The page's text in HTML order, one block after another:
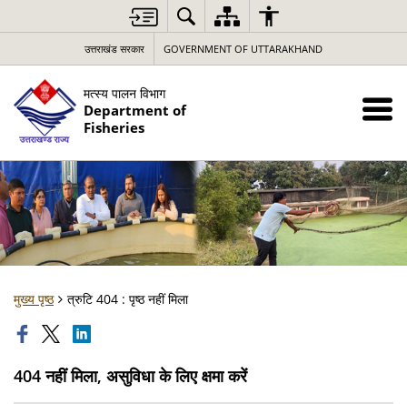
उत्तराखंड सरकार GOVERNMENT OF UTTARAKHAND
मत्स्य पालन विभाग
Department of
Fisheries
मुख्य पृष्ठ त्रुटि 404 : पृष्ठ नहीं मिला
404 नहीं मिला, असुविधा के लिए क्षमा करें